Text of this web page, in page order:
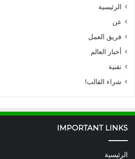
الرئيسية
عن
فريق العمل
أخبار العالم
تقنية
شراء القالب!
IMPORTANT LINKS
الرئيسية